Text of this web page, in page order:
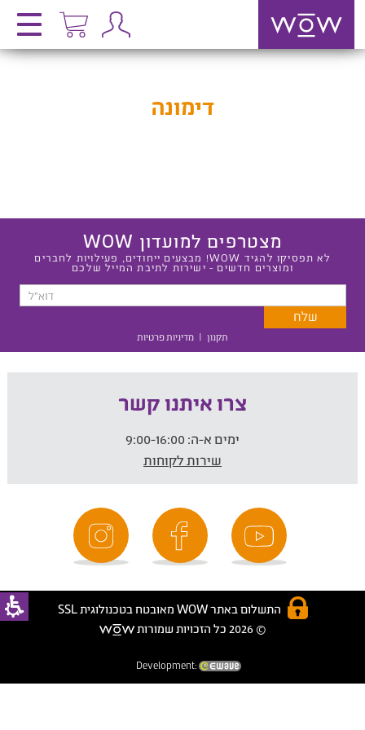
דימונה
מצטרפים למועדון WOW
לא תפסיקו להגיד WOW! מבצעים ייחודים, פעילויות לחברים
ומוצרים חדשים - ישירות לתיבת המייל שלכם
תקנון | מדיניות פרטיות
צרו איתנו קשר
ימים א-ה:
שירות לקוחות
התשלום באתר WOW מאובטח בטכנולוגית SSL
© 2026 כל הזכויות שמורות
Development: